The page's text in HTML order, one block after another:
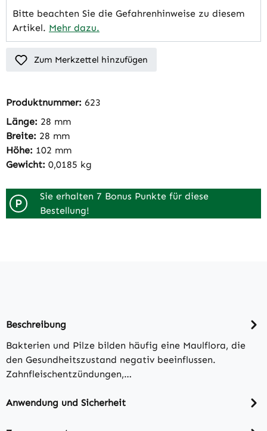
Bitte beachten Sie die Gefahrenhinweise zu diesem
Artikel. Mehr dazu.
Zum Merkzettel hinzufügen
Produktnummer: 623
Länge: 28 mm
Breite: 28 mm
Höhe: 102 mm
Gewicht: 0,0185 kg
P
Sie erhalten 7 Bonus Punkte für diese
Bestellung!
Beschreibung
Bakterien und Pilze bilden häufig eine Maulflora, die
den Gesundheitszustand negativ beeinflussen.
Zahnfleischentzündungen,…
Anwendung und Sicherheit